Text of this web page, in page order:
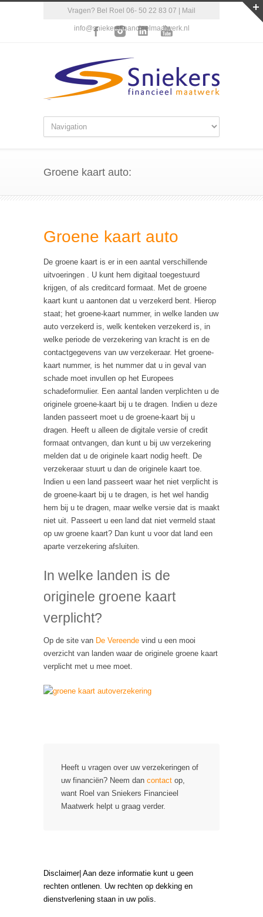
Vragen? Bel Roel 06- 50 22 83 07 | Mail
info@sniekersfinancieelmaatwerk.nl
Groene kaart auto:
Groene kaart auto
De groene kaart is er in een aantal verschillende
uitvoeringen . U kunt hem digitaal toegestuurd
krijgen, of als creditcard formaat. Met de groene
kaart kunt u aantonen dat u verzekerd bent. Hierop
staat; het groene-kaart nummer, in welke landen uw
auto verzekerd is, welk kenteken verzekerd is, in
welke periode de verzekering van kracht is en de
contactgegevens van uw verzekeraar. Het groene-
kaart nummer, is het nummer dat u in geval van
schade moet invullen op het Europees
schadeformulier. Een aantal landen verplichten u de
originele groene-kaart bij u te dragen. Indien u deze
landen passeert moet u de groene-kaart bij u
dragen. Heeft u alleen de digitale versie of credit
formaat ontvangen, dan kunt u bij uw verzekering
melden dat u de originele kaart nodig heeft. De
verzekeraar stuurt u dan de originele kaart toe.
Indien u een land passeert waar het niet verplicht is
de groene-kaart bij u te dragen, is het wel handig
hem bij u te dragen, maar welke versie dat is maakt
niet uit. Passeert u een land dat niet vermeld staat
op uw groene kaart? Dan kunt u voor dat land een
aparte verzekering afsluiten.
In welke landen is de
originele groene kaart
verplicht?
Op de site van De Vereende vind u een mooi
overzicht van landen waar de originele groene kaart
verplicht met u mee moet.
Heeft u vragen over uw verzekeringen of
uw financiën? Neem dan contact op,
want Roel van Sniekers Financieel
Maatwerk helpt u graag verder.
Disclaimer| Aan deze informatie kunt u geen
rechten ontlenen. Uw rechten op dekking en
dienstverlening staan in uw polis.